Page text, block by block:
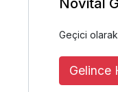
Geçici
Gelince